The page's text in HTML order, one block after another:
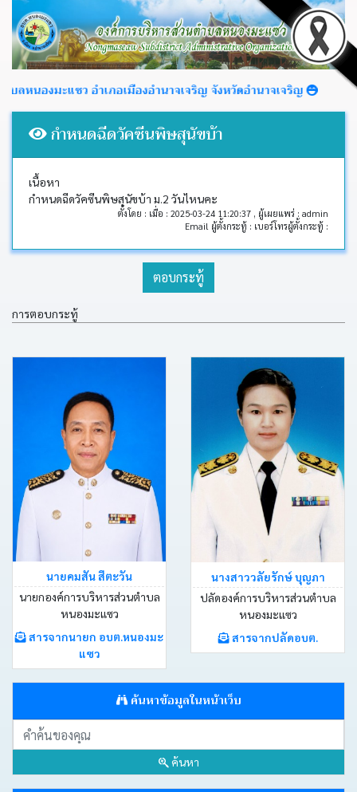
ะแซว อำเภอเมืองอำนาจเจริญ จังหวัดอำนาจเจริญ
กำหนดฉีดวัคซีนพิษสุนัขบ้า
เนื้อหา
กำหนดฉีดวัคซีนพิษสุนัขบ้า ม.2 วันไหนคะ
ตั้งโดย : เมื่อ : 2025-03-24 11:20:37 , ผู้เผยแพร่ : admin
Email ผู้ตั้งกระทู้ : เบอร์โทรผู้ตั้งกระทู้ :
ตอบกระทู้
การตอบกระทู้
นายคมสัน สีตะวัน
นายกองค์การบริหารส่วนตำบล
หนองมะแซว
สารจากนายก อบต.หนองมะ
แซว
นางสาววลัยรักษ์ บุญภา
ปลัดองค์การบริหารส่วนตำบล
หนองมะแซว
สารจากปลัดอบต.
ค้นหาข้อมูลในหน้าเว็บ
ค้นหา
หน้า
หลัก
ซื้อ
หนังสือ
ราชการ
คลัง
ภาพ
กิจกรรม
บอร์ด
Login